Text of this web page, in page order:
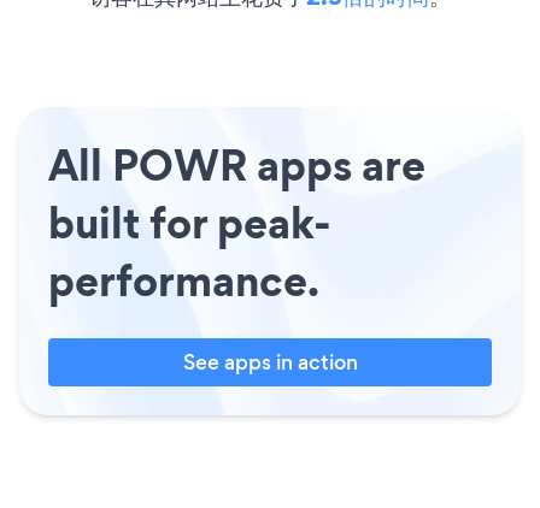
All POWR apps are
built for peak-
performance.
See apps in action